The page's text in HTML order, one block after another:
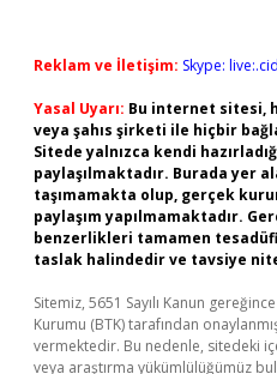
Reklam ve İletişim: Skype:
Yasal Uyarı: Bu internet sitesi,
veya şahıs şirketi ile hiçbir
Sitede yalnızca kendi
paylaşılmaktadır. Burada yer
taşımamakta olup, gerçek
paylaşım yapılmamaktadır.
benzerlikleri tamamen
taslak halindedir ve tavsiye
Sitemiz, 5651 Sayılı Kanun
Kurumu (BTK) tarafından
vermektedir. Bu nedenle, sitedeki
veya araştırma yükümlülüğümüz